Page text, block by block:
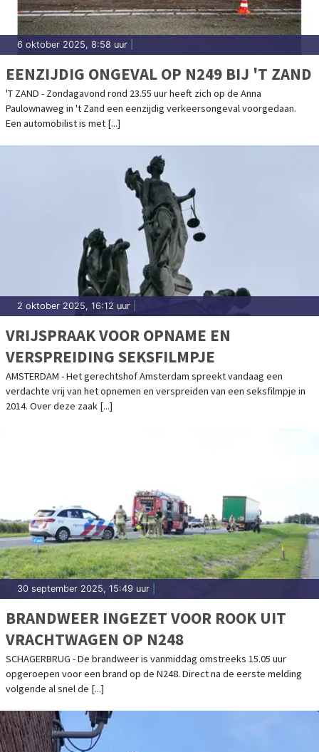
6 oktober 2025, 8:58 uur
EENZIJDIG ONGEVAL OP N249 BIJ 'T ZAND
'T ZAND - Zondagavond rond 23.55 uur heeft zich op de Anna
Paulownaweg in 't Zand een eenzijdig verkeersongeval voorgedaan.
Een automobilist is met [...]
2 oktober 2025, 16:12 uur
VRIJSPRAAK VOOR OPNAME EN
VERSPREIDING SEKSFILMPJE
AMSTERDAM - Het gerechtshof Amsterdam spreekt vandaag een
verdachte vrij van het opnemen en verspreiden van een seksfilmpje in
2014. Over deze zaak [...]
30 september 2025, 15:49 uur
BRANDWEER INGEZET VOOR ROOK UIT
VRACHTWAGEN OP N248
SCHAGERBRUG - De brandweer is vanmiddag omstreeks 15.05 uur
opgeroepen voor een brand op de N248. Direct na de eerste melding
volgende al snel de [...]